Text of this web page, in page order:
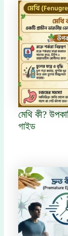
মেথি কী?
গাইড